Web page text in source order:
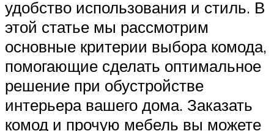
удобство использования и стиль. В
этой статье мы рассмотрим
основные критерии выбора комода,
помогающие сделать оптимальное
решение при обустройстве
интерьера вашего дома. Заказать
комод и прочую мебель вы можете